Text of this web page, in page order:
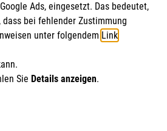
11171231
Ads, eingesetzt. Das bedeutet,
bei fehlender Zustimmung
unter folgendem Link
Sie Details anzeigen.